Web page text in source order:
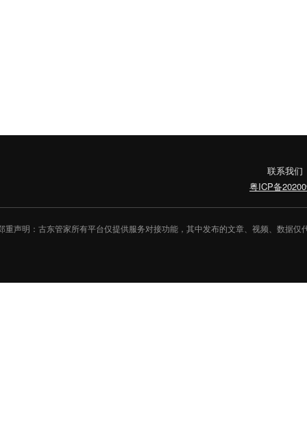
联系我们
粤ICP备
重声明：古东管家所有平台仅提供服务对接功能，其中发布的文章、视频、数据